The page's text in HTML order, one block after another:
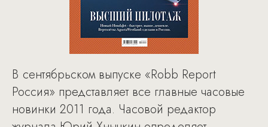
В сентябрьском выпуске «Robb Report
Россия» представляет все главные часовые
новинки 2011 года. Часовой редактор